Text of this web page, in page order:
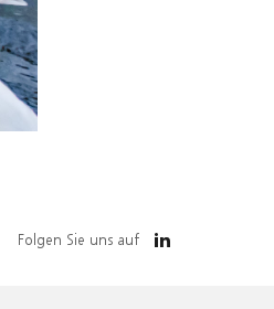
Folgen Sie uns auf